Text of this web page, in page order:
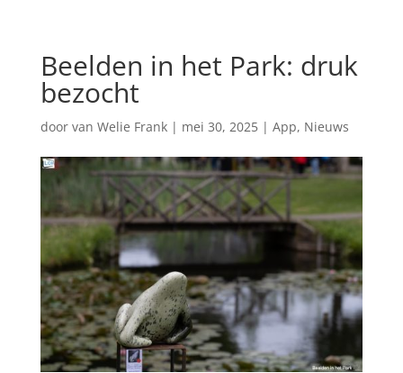
Beelden in het Park: druk
bezocht
door van Welie Frank| mei 30, 2025| App, Nieuws